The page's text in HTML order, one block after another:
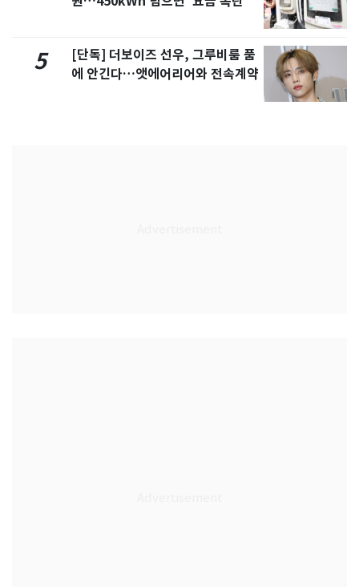
5
[단독] 더보이즈 선우, 그루비룸 품
에 안긴다…앳에어리어와 전속계약